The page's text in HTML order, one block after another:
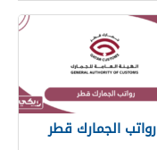
الجمارك قطر